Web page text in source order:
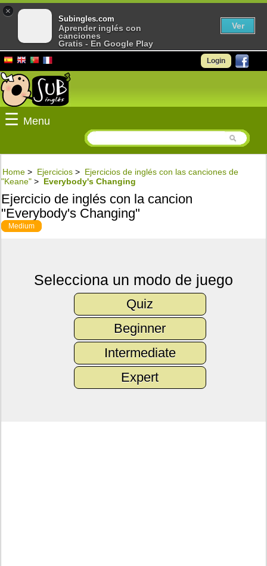
Login
☰ Menu
Home > Ejercicios > Ejercicios de inglés con las canciones de
"Keane" > Everybody's Changing
Ejercicio de inglés con la cancion
"Everybody's Changing"
Medium
Selecciona un modo de juego
Quiz
Beginner
Intermediate
Expert
×
Subingles.com
Aprender inglés con
canciones
Gratis - En Google Play
Ver